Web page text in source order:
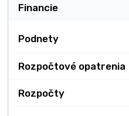
Financie
Podnety
Rozpočtové opatrenia
Rozpočty